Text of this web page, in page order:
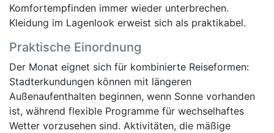
Komfortempfinden immer wieder unterbrechen.
Kleidung im Lagenlook erweist sich als praktikabel.
Praktische Einordnung
Der Monat eignet sich für kombinierte Reiseformen:
Stadterkundungen können mit längeren
Außenaufenthalten beginnen, wenn Sonne vorhanden
ist, während flexible Programme für wechselhaftes
Wetter vorzusehen sind. Aktivitäten, die mäßige